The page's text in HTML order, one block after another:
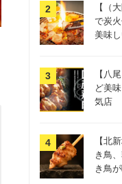
【（
で炭
美味
【八
ど美
気店
【北
き鳥
き鳥